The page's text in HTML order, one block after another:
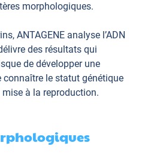
morphologiques.
ANTAGENE analyse l’ADN
des résultats qui
de développer une
connaître le statut génétique
à la reproduction.